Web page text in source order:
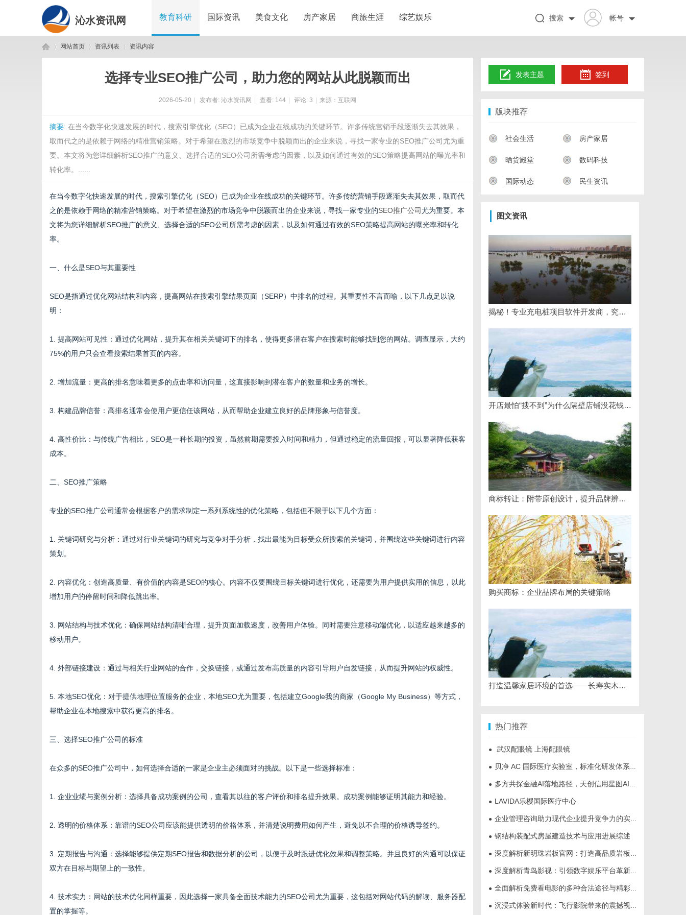
沁水资讯网 教育科研 国际资讯 美食文化 房产家居 商旅生涯 综艺娱乐 帐号
搜索
网站首页 资讯列表 资讯内容
选择专业SEO推广公司，助力您的网站从此脱颖而出
2026-05-20 发布者: 沁水资讯网 查看: 144 评论: 3 来源：互联网
摘要: 在当今数字化快速发展的时代，搜索引擎优化（SEO）已成为企业在线成功的关键环节。许多传统营销手段逐渐失去其效果，
取而代之的是依赖于网络的精准营销策略。对于希望在激烈的市场竞争中脱颖而出的企业来说，寻找一家专业的SEO推广公司尤为重
要。本文将为您详细解析SEO推广的意义、选择合适的SEO公司所需考虑的因素，以及如何通过有效的SEO策略提高网站的曝光率和
转化率。......
在当今数字化快速发展的时代，搜索引擎优化（SEO）已成为企业在线成功的关键环节。许多传统营销手段逐渐失去其效果，取而代
之的是依赖于网络的精准营销策略。对于希望在激烈的市场竞争中脱颖而出的企业来说，寻找一家专业的SEO推广公司尤为重要。本
文将为您详细解析SEO推广的意义、选择合适的SEO公司所需考虑的因素，以及如何通过有效的SEO策略提高网站的曝光率和转化
率。
一、什么是SEO与其重要性
SEO是指通过优化网站结构和内容，提高网站在搜索引擎结果页面（SERP）中排名的过程。其重要性不言而喻，以下几点足以说
明：
1. 提高网站可见性：通过优化网站，提升其在相关关键词下的排名，使得更多潜在客户在搜索时能够找到您的网站。调查显示，大约
75%的用户只会查看搜索结果首页的内容。
2. 增加流量：更高的排名意味着更多的点击率和访问量，这直接影响到潜在客户的数量和业务的增长。
3. 构建品牌信誉：高排名通常会使用户更信任该网站，从而帮助企业建立良好的品牌形象与信誉度。
4. 高性价比：与传统广告相比，SEO是一种长期的投资，虽然前期需要投入时间和精力，但通过稳定的流量回报，可以显著降低获客
成本。
二、SEO推广策略
专业的SEO推广公司通常会根据客户的需求制定一系列系统性的优化策略，包括但不限于以下几个方面：
1. 关键词研究与分析：通过对行业关键词的研究与竞争对手分析，找出最能为目标受众所搜索的关键词，并围绕这些关键词进行内容
策划。
2. 内容优化：创造高质量、有价值的内容是SEO的核心。内容不仅要围绕目标关键词进行优化，还需要为用户提供实用的信息，以此
增加用户的停留时间和降低跳出率。
3. 网站结构与技术优化：确保网站结构清晰合理，提升页面加载速度，改善用户体验。同时需要注意移动端优化，以适应越来越多的
移动用户。
4. 外部链接建设：通过与相关行业网站的合作，交换链接，或通过发布高质量的内容引导用户自发链接，从而提升网站的权威性。
5. 本地SEO优化：对于提供地理位置服务的企业，本地SEO尤为重要，包括建立Google我的商家（Google My Business）等方式，
帮助企业在本地搜索中获得更高的排名。
三、选择SEO推广公司的标准
在众多的SEO推广公司中，如何选择合适的一家是企业主必须面对的挑战。以下是一些选择标准：
1. 企业业绩与案例分析：选择具备成功案例的公司，查看其以往的客户评价和排名提升效果。成功案例能够证明其能力和经验。
2. 透明的价格体系：靠谱的SEO公司应该能提供透明的价格体系，并清楚说明费用如何产生，避免以不合理的价格诱导签约。
3. 定期报告与沟通：选择能够提供定期SEO报告和数据分析的公司，以便于及时跟进优化效果和调整策略。并且良好的沟通可以保证
双方在目标与期望上的一致性。
4. 技术实力：网站的技术优化同样重要，因此选择一家具备全面技术能力的SEO公司尤为重要，这包括对网站代码的解读、服务器配
置的掌握等。
发表主题 签到
版块推荐
社会生活 房产家居
晒货殿堂 数码科技
国际动态 民生资讯
图文资讯
揭秘！专业充电桩项目软件开发商，究竟藏着哪些行业秘诀？
开店最怕“搜不到”为什么隔壁店铺没花钱，ai却天天给他免费派单？
商标转让：附带原创设计，提升品牌辨识度
购买商标：企业品牌布局的关键策略
打造温馨家居环境的首选——长寿实木门详解
热门推荐
● 武汉配眼镜 上海配眼镜
● 贝净 AC 国际医疗实验室，标准化研发体系全解析
● 多方共探金融AI落地路径，天创信用星图AI助力产业金融智能升级
● LAVIDA乐樱国际医疗中心
● 企业管理咨询助力现代企业提升竞争力的实践与策略
● 钢结构装配式房屋建造技术与应用进展综述
● 深度解析新明珠岩板官网：打造高品质岩板行业标杆平台
● 深度解析青鸟影视：引领数字娱乐平台革新的先锋力量
● 全面解析免费看电影的多种合法途径与精彩体验
● 沉浸式体验新时代：飞行影院带来的震撼视觉盛宴